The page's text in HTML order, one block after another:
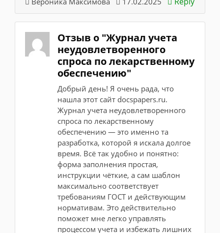
Отзыв о "Журнал учета
неудовлетворенного
спроса по лекарственному
обеспечению"
Добрый день! Я очень рада, что
нашла этот сайт docspapers.ru.
Журнал учета неудовлетворенного
спроса по лекарственному
обеспечению — это именно та
разработка, которой я искала долгое
время. Всё так удобно и понятно:
форма заполнения простая,
инструкции чёткие, а сам шаблон
максимально соответствует
требованиям ГОСТ и действующим
нормативам. Это действительно
поможет мне легко управлять
процессом учета и избежать лишних